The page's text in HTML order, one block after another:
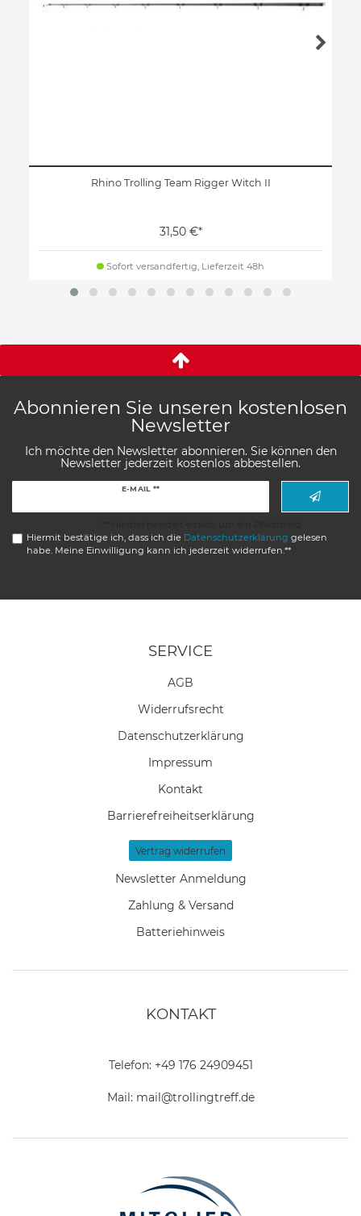
Rhino Trolling Team Rigger Witch II
31,50 €*
Sofort versandfertig, Lieferzeit 48h
Abonnieren Sie unseren kostenlosen
Newsletter
Ich möchte den Newsletter abonnieren. Sie können den
Newsletter jederzeit kostenlos abbestellen.
E-MAIL **
Hiermit bestätige ich, dass ich die Daten­schutz­erklärung gelesen
habe. Meine Einwilligung kann ich jederzeit widerrufen.**
SERVICE
AGB
Widerrufs­recht
Daten­schutz­erklärung
Impressum
Kontakt
Barrierefreiheitserklärung
Vertrag widerrufen
Newsletter Anmeldung
Zahlung & Versand
Batteriehinweis
KONTAKT
Telefon: +49 176 24909451
Mail: mail@trollingtreff.de